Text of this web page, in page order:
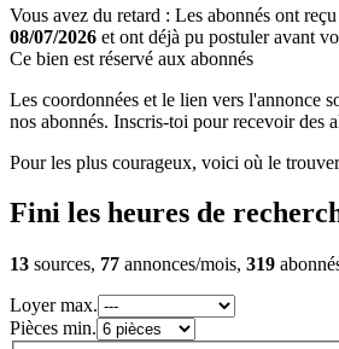
Vous avez du retard : Les abonnés ont
08/07/2026 et ont déjà pu postuler avant
Ce bien est réservé aux abonnés
Les coordonnées et le lien vers l'annonce
nos abonnés. Inscris-toi pour recevoir des
Pour les plus courageux, voici où le
Fini les heures de
13 sources, 77 annonces/mois, 319
Loyer max.
Pièces min.